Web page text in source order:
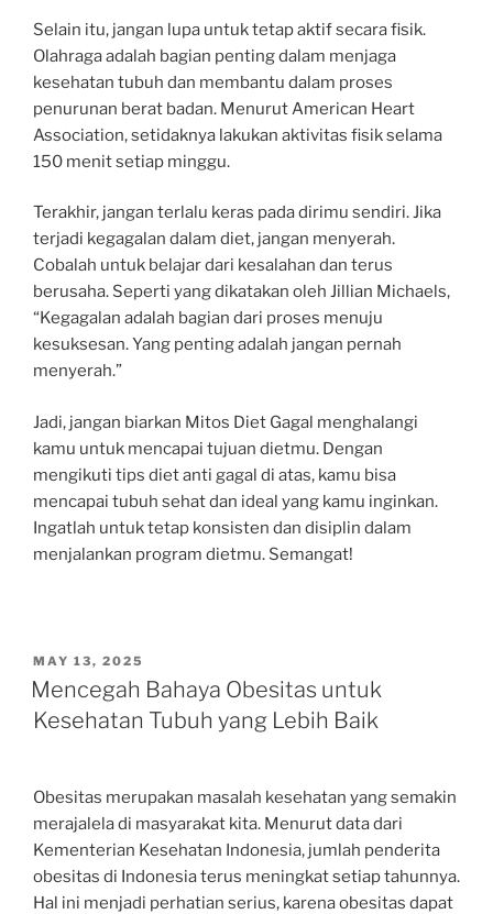
Selain itu, jangan lupa untuk tetap aktif secara fisik.
Olahraga adalah bagian penting dalam menjaga
kesehatan tubuh dan membantu dalam proses
penurunan berat badan. Menurut American Heart
Association, setidaknya lakukan aktivitas fisik selama
150 menit setiap minggu.
Terakhir, jangan terlalu keras pada dirimu sendiri. Jika
terjadi kegagalan dalam diet, jangan menyerah.
Cobalah untuk belajar dari kesalahan dan terus
berusaha. Seperti yang dikatakan oleh Jillian Michaels,
“Kegagalan adalah bagian dari proses menuju
kesuksesan. Yang penting adalah jangan pernah
menyerah.”
Jadi, jangan biarkan Mitos Diet Gagal menghalangi
kamu untuk mencapai tujuan dietmu. Dengan
mengikuti tips diet anti gagal di atas, kamu bisa
mencapai tubuh sehat dan ideal yang kamu inginkan.
Ingatlah untuk tetap konsisten dan disiplin dalam
menjalankan program dietmu. Semangat!
POSTED
ON
MAY 13, 2025
Mencegah Bahaya Obesitas untuk
Kesehatan Tubuh yang Lebih Baik
Obesitas merupakan masalah kesehatan yang semakin
merajalela di masyarakat kita. Menurut data dari
Kementerian Kesehatan Indonesia, jumlah penderita
obesitas di Indonesia terus meningkat setiap tahunnya.
Hal ini menjadi perhatian serius, karena obesitas dapat